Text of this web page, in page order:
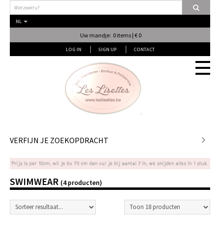
NL
Uw mandje: 0 items | € 0
LOG IN SIGN UP CONTACT
Fournituren
Naai & Breiatelier
Lingerie
VERFIJN JE ZOEKOPDRACHT
SWIMWEAR (4 producten)